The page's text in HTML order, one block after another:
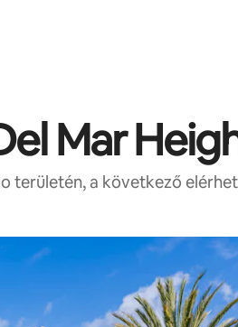
Mar
területén, a következő